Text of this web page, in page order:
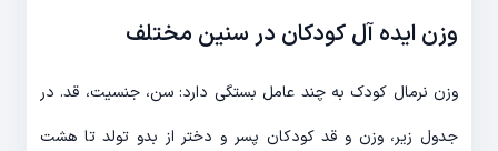
وزن ایده آل کودکان در سنین مختلف
وزن نرمال کودک به چند عامل بستگی دارد: سن، جنسیت، قد. در
جدول زیر، وزن و قد کودکان پسر و دختر از بدو تولد تا هشت